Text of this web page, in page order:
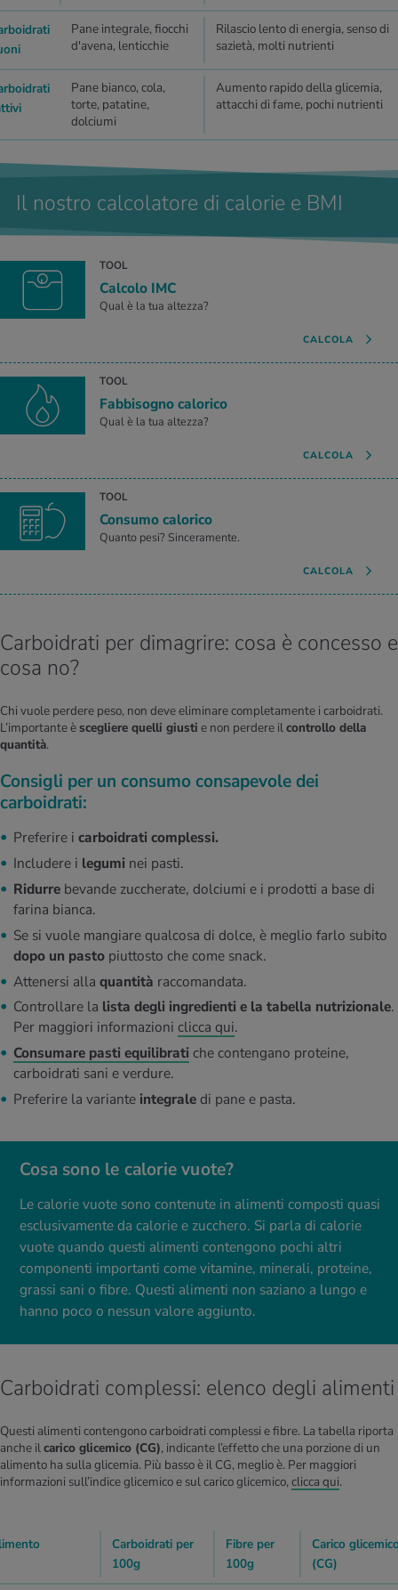
Pane integrale, fiocchi
d'avena, lenticchie
Rilascio lento di energia, senso di
sazietà, molti nutrienti
Pane bianco, cola,
torte, patatine,
dolciumi
Aumento rapido della glicemia,
attacchi di fame, pochi nutrienti
Il nostro calcolatore di calorie e BMI
TOOL
Calcolo IMC
Qual è la tua altezza?
CALCOLA
TOOL
Fabbisogno calorico
Qual è la tua altezza?
CALCOLA
TOOL
Consumo calorico
Quanto pesi? Sinceramente.
CALCOLA
Carboidrati per dimagrire: cosa è concesso e
cosa no?
Cosa sono le calorie vuote?
Le calorie vuote sono contenute in alimenti composti quasi
esclusivamente da calorie e zucchero. Si parla di calorie
vuote quando questi alimenti contengono pochi altri
componenti importanti come vitamine, minerali, proteine,
grassi sani o fibre. Questi alimenti non saziano a lungo e
hanno poco o nessun valore aggiunto.
Chi vuole perdere peso, non deve eliminare completamente i carboidrati.
L’importante èscegliere quelli giusti e non perdere ilcontrollo della
quantità.
Consigli per un consumo consapevole dei
carboidrati:
Preferire i carboidrati complessi.
Includere i legumi nei pasti.
Ridurre bevande zuccherate, dolciumi e i prodotti a base di
farina bianca.
Se si vuole mangiare qualcosa di dolce, è meglio farlo subito
dopo un pasto piuttosto che come snack.
Attenersi alla quantità raccomandata.
Controllare la lista degli ingredienti e la tabella nutrizionale.
Per maggiori informazioni clicca qui.
Consumare pasti equilibrati che contengano proteine,
carboidrati sani e verdure.
Preferire la variante integrale di pane e pasta.
Carboidrati complessi: elenco degli alimenti
Questi alimenti contengono carboidrati complessi e fibre. La tabella riporta
anche ilcarico glicemico (CG), indicante l’effetto che una porzione di un
alimento ha sulla glicemia. Più basso è il CG, meglio è. Per maggiori
informazioni sull’indice glicemico e sul carico glicemico, clicca qui.
Carboidrati per
100g
Fibre per
100g
Carico
(CG)